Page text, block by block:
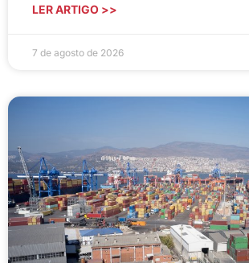
LER ARTIGO >>
7 de agosto de 2026